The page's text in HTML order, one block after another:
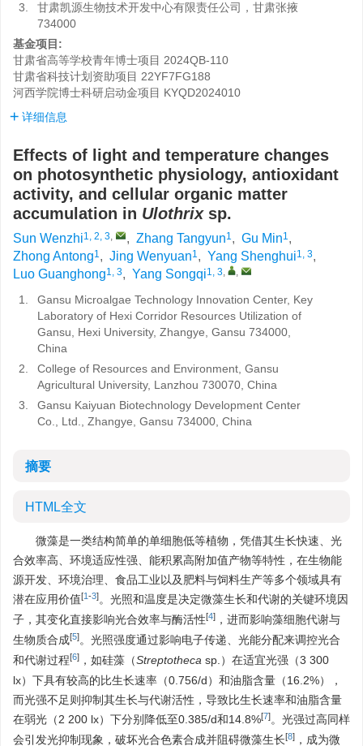
3.
甘肃凯源生物技术开发中心有限责任公司，甘肃张掖
734000
基金项目:
甘肃省高等学校青年博士项目 2024QB-110
甘肃省科技计划资助项目 22YF7FG188
河西学院博士科研启动金项目 KYQD2024010
详细信息
Effects of light and temperature changes
on photosynthetic physiology, antioxidant
activity, and cellular organic matter
accumulation in Ulothrixsp.
Sun Wenzhi1, 2, 3, , Zhang Tangyun1, Gu Min1,
Zhong Antong1, Jing Wenyuan1, Yang Shenghui1, 3,
Luo Guanghong1, 3, Yang Songqi1, 3, ,
1.
Gansu Microalgae Technology Innovation Center, Key
Laboratory of Hexi Corridor Resources Utilization of
Gansu, Hexi University, Zhangye, Gansu 734000,
China
2.
College of Resources and Environment, Gansu
Agricultural University, Lanzhou 730070, China
3.
Gansu Kaiyuan Biotechnology Development Center
Co., Ltd., Zhangye, Gansu 734000, China
摘要
HTML全文
微藻是一类结构简单的单细胞低等植物，凭借其生长快速、光
合效率高、环境适应性强、能积累高附加值产物等特性，在生物能
源开发、环境治理、食品工业以及肥料与饲料生产等多个领域具有
潜在应用价值[1-3]。光照和温度是决定微藻生长和代谢的关键环境因
子，其变化直接影响光合效率与酶活性[4] ，进而影响藻细胞代谢与
生物质合成[5]。光照强度通过影响电子传递、光能分配来调控光合
和代谢过程[6] ，如硅藻（Streptotheca sp.）在适宜光强（3 300
lx）下具有较高的比生长速率（0.756/d）和油脂含量（16.2%），
而光强不足则抑制其生长与代谢活性，导致比生长速率和油脂含量
在弱光（2 200 lx）下分别降低至0.385/d和14.8%[7]。光强过高同样
会引发光抑制现象，破坏光合色素合成并阻碍微藻生长[8] ，成为微